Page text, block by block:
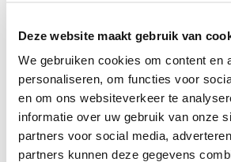
Deze website maakt gebruik van
We gebruiken cookies om content en
personaliseren, om functies voor
en om ons websiteverkeer te
informatie over uw gebruik van onze
partners voor social media,
partners kunnen deze gegevens
Gerelateerde producten